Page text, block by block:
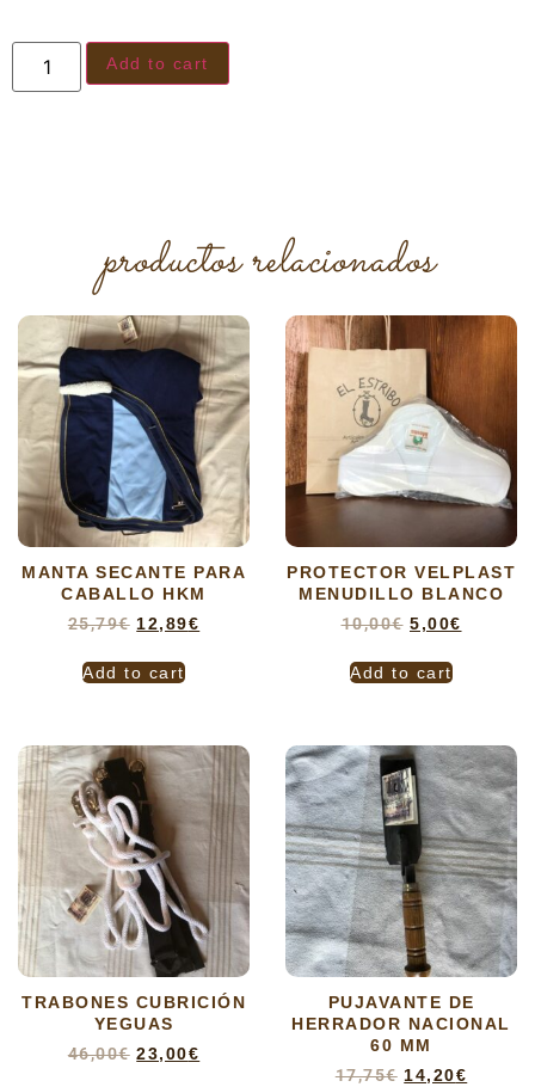
Add to cart
productos relacionados
MANTA SECANTE PARA
CABALLO HKM
25,79€ 12,89€
Add to cart
PROTECTOR VELPLAST
MENUDILLO BLANCO
10,00€ 5,00€
Add to cart
TRABONES CUBRICIÓN
YEGUAS
46,00€ 23,00€
PUJAVANTE DE
HERRADOR NACIONAL
60 MM
17,75€ 14,20€